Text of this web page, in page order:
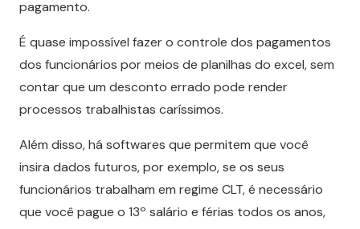
pagamento.
É quase impossível fazer o controle dos pagamentos
dos funcionários por meios de planilhas do excel, sem
contar que um desconto errado pode render
processos trabalhistas caríssimos.
Além disso, há softwares que permitem que você
insira dados futuros, por exemplo, se os seus
funcionários trabalham em regime CLT, é necessário
que você pague o 13º salário e férias todos os anos,